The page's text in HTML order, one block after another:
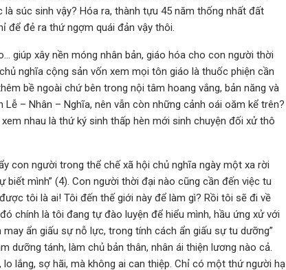
súc sinh vậy? Hóa ra, thành tựu 45 năm thống nhất đất
để đẻ ra thứ ngợm quái đản vậy thôi.
giúp xây nền móng nhân bản, giáo hóa cho con người thời
nghĩa cộng sản vốn xem mọi tôn giáo là thuốc phiện cần
bề ngoài chứ bên trong nội tâm hoang vắng, bản năng và
– Nhân – Nghĩa, nên vẫn còn những cảnh oái oăm kể trên?
nhau là thứ ký sinh thấp hèn mới sinh chuyện đối xử thô
con người trong thể chế xã hội chủ nghĩa ngày một xa rời
biết mình” (4). Con người thời đại nào cũng cần đến việc tu
tôi là ai! Tôi đến thế giới này để làm gì? Rồi tôi sẽ đi về
chính là tôi đang tự đào luyện để hiểu mình, hầu ứng xử với
ẩn giấu sự nỗ lực, trong tính cách ẩn giấu sự tu dưỡng”
dưỡng tánh, làm chủ bản thân, nhân ái thiện lương nào cả.
lắng, sợ hãi, mà không ai can thiệp. Chỉ có một thứ người hạ